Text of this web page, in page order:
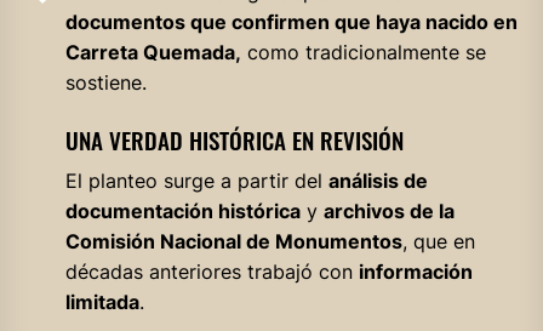
documentos que confirmen que haya nacido en
Carreta Quemada, como tradicionalmente se
sostiene.
UNA VERDAD HISTÓRICA EN REVISIÓN
El planteo surge a partir del análisis de
documentación históricay archivos de la
Comisión Nacional de Monumentos, que en
décadas anteriores trabajó con información
limitada.